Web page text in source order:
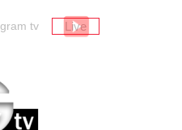
tv Live